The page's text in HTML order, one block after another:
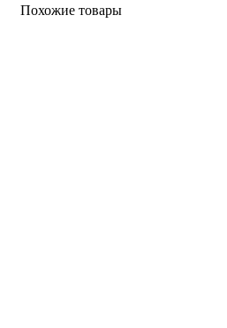
Похожие товары